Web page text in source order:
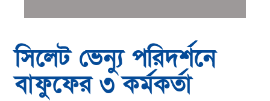
সিলেট ভেন্যু পরিদর্শনে
বাফুফের ৩ কর্মকর্তা